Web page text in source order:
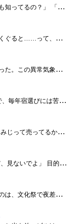
「じゃあミイちゃんは、ホンモノのお花の香りも知ってるの？」 「……うん、ちょっとだけ。でも、コスモスはあんまり匂いのしない花だったかな。鼻をよく近づけるとね、ほんの少し爽やかな香りがするの」 「へー、やっぱりホンモノはすごいね！」 ユウはまだ興奮を抑えきれないようで、目はぽ...
「願いごとを思い浮かべながら水神社の鳥居をくぐると……って、昔みんなやってたじゃない？」 下校中。信号の待ち時間を持て余したシイが、横断歩道の向こうにある鳥居を指さした。シイと同じ六高の制服を着た頭一つ背の低い女子は、幼なじみのマトイである。彼女たちは同じ保育園と小・中学校で育...
お盆過ぎになっても、まだ暑さは落ち着かなかった。この異常気象で、アンドンクラゲもアカイエカもいつの間にか絶滅危機らしい。こんな夏休みにわざわざ外に出かけるなんて、無謀な挑戦を売りにする動画投稿者くらいしかいないだろう。しかし、今から私は無謀にもそんな挑戦を強いられることになる。部...
夏は4匹の家族を連れて避暑地に行くのが定番で、毎年宿選びには苦労している。愛犬や愛猫と一緒に宿泊できるオプションをアピールするホテルは最近では珍しいものではないが、私のようにロコスタル・フェリステルスと暮らしている身にはまだ不便なことが多い。それも4匹も、だ。 ロコスタル・フェ...
（前半から続く） 「ねぇ、マーヤ。商店街にもみじって売ってるかなぁ？」 その夜、家に帰ってきたアリスは開口一番困り顔でこんなことを言い出した。最近の定番になっていた真っ白なフリルブラウスには、日替わりで花を模したレジンのブローチが飾られている。今日は透明感のあるオレンジのガー...
「うふっ。マーヤったら、嘘ばっかり」 「やだ、見ないでよ」 目的地の上中稲(かみなかい)駅まであと五分ほど。昼過ぎの到着予定を知らせるアナウンスを聞いてお手洗いに向かっていたアリスが、私のエアロ・スクリーンを覗き込んでから対面の席に戻った。どうやら共有設定を切るのを忘れていた...
私が初めて「不在の百合」という言葉を聞いたのは、文化祭で夜差さんが私のクラス展示を見ていたときだった、と思う。 イベントに対するやる気も結束もない私たちのクラスが文化祭の展示として選んだのは、休憩所兼写真展という、いかにも準備や運営に手間がかからない省エネ企画だった。しかも選ん...